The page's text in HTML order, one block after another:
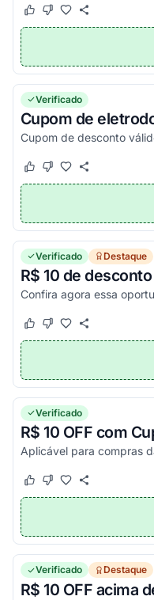
Este cupom funcionou
Este cupom não
Verificado
Cupom de
Este cupom funcionou
Este cupom não
Verificado Destaque
R$ 10 de
Este cupom funcionou
Este cupom não
Verificado
R$ 10 OFF com
Este cupom funcionou
Este cupom não
Verificado Destaque
R$ 10 OFF acima